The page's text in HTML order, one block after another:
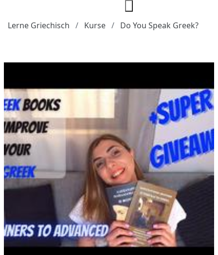
Lerne Griechisch Kurse Do You Speak Greek?